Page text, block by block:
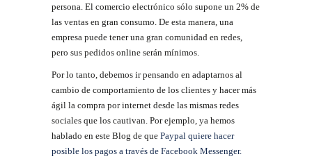
persona. El comercio electrónico sólo supone un 2% de
las ventas en gran consumo. De esta manera, una
empresa puede tener una gran comunidad en redes,
pero sus pedidos online serán mínimos.
Por lo tanto, debemos ir pensando en adaptarnos al
cambio de comportamiento de los clientes y hacer más
ágil la compra por internet desde las mismas redes
sociales que los cautivan. Por ejemplo, ya hemos
hablado en este Blog de que Paypal quiere hacer
posible los pagos a través de Facebook Messenger.